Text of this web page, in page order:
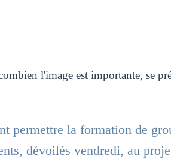
l'image est importante, se
permettre la formation de
dévoilés vendredi, au